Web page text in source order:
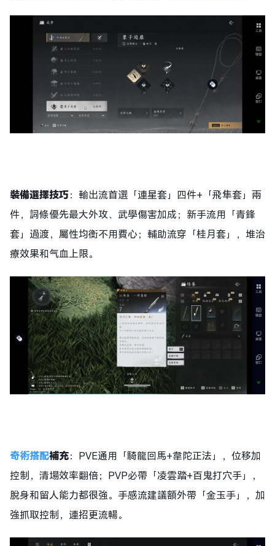
裝備選擇技巧：輸出流首選「連星套」四件+「飛隼套」兩
件，詞條優先最大外攻、武學傷害加成；新手流用「青鋒
套」過渡，屬性均衡不用費心；輔助流穿「桂月套」，堆治
療效果和气血上限。
奇術搭配補充：PVE通用「騎龍回馬+韋陀正法」，位移加
控制，清場效率翻倍；PVP必帶「凌雲踏+百鬼打穴手」，
脫身和留人能力都很強。手感流建議額外帶「金玉手」，加
強抓取控制，連招更流暢。